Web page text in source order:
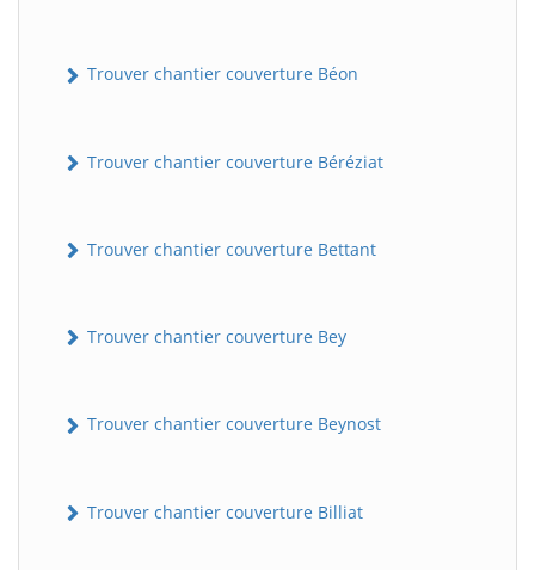
Trouver chantier couverture Béon
Trouver chantier couverture Béréziat
Trouver chantier couverture Bettant
Trouver chantier couverture Bey
Trouver chantier couverture Beynost
Trouver chantier couverture Billiat